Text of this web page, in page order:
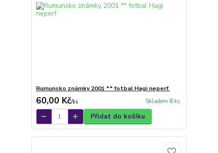
Rumunsko známky 2001 ** fotbal Hagi neperf.
60,00 Kč/ks Skladem 8 ks
Přidat do košíku